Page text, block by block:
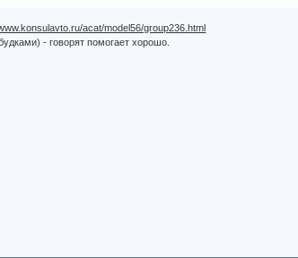
acat/model56/group236.html
- говорят помогает хорошо.